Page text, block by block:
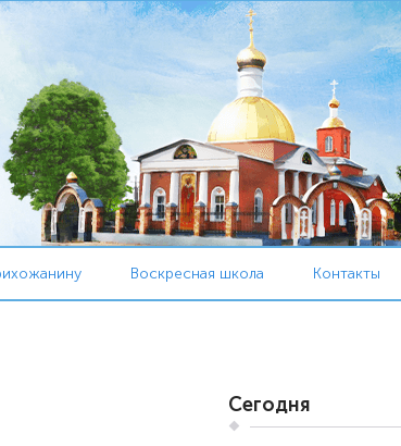
Воскресная школа Контакты
Сегодня